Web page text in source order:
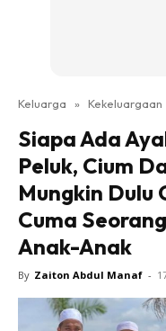
Keluarga » Kekeluargaan
Siapa Ada
Peluk, Cium
Mungkin Dulu
Cuma
Anak-Anak
By Zaiton Abdul Manaf -